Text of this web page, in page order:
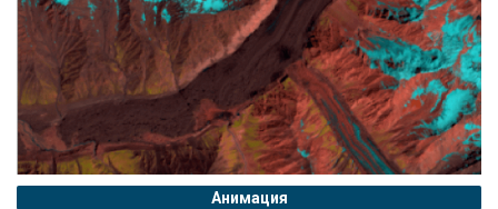
Анимация